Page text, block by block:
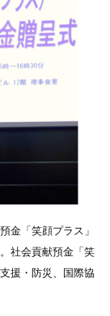
金「笑顔プラス」
社会貢献預金「笑
援・防災、国際協